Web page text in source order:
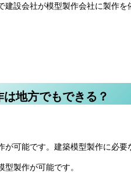
建設会社が模型製作会社に製作
地方でもできる？
が可能です。建築模型製作に必
製作が可能です。